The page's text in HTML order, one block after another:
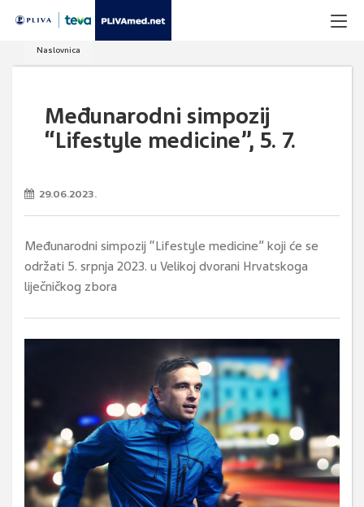
Naslovnica
Međunarodni simpozij
“Lifestyle medicine”, 5. 7.
29.06.2023.
Međunarodni simpozij “Lifestyle medicine” koji će se
održati 5. srpnja 2023. u Velikoj dvorani Hrvatskoga
liječničkog zbora